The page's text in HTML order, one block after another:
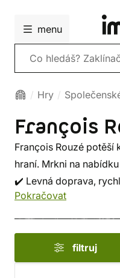
menu
Vyhledávání
Hry
François
François Rouzé
hraní. Mrkni na
✔️ Levná doprava,
Pokračovat
filtruj